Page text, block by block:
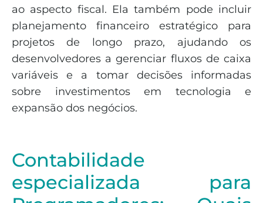
ao aspecto fiscal. Ela também pode incluir
planejamento financeiro estratégico para
projetos de longo prazo, ajudando os
desenvolvedores a gerenciar fluxos de caixa
variáveis e a tomar decisões informadas
sobre investimentos em tecnologia e
expansão dos negócios.
Contabilidade
especializada para